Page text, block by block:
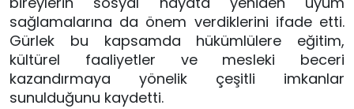
sağlamalarına da önem verdiklerini ifade etti.
Gürlek bu kapsamda hükümlülere eğitim,
kültürel faaliyetler ve mesleki beceri
kazandırmaya yönelik çeşitli imkanlar
sunulduğunu kaydetti.